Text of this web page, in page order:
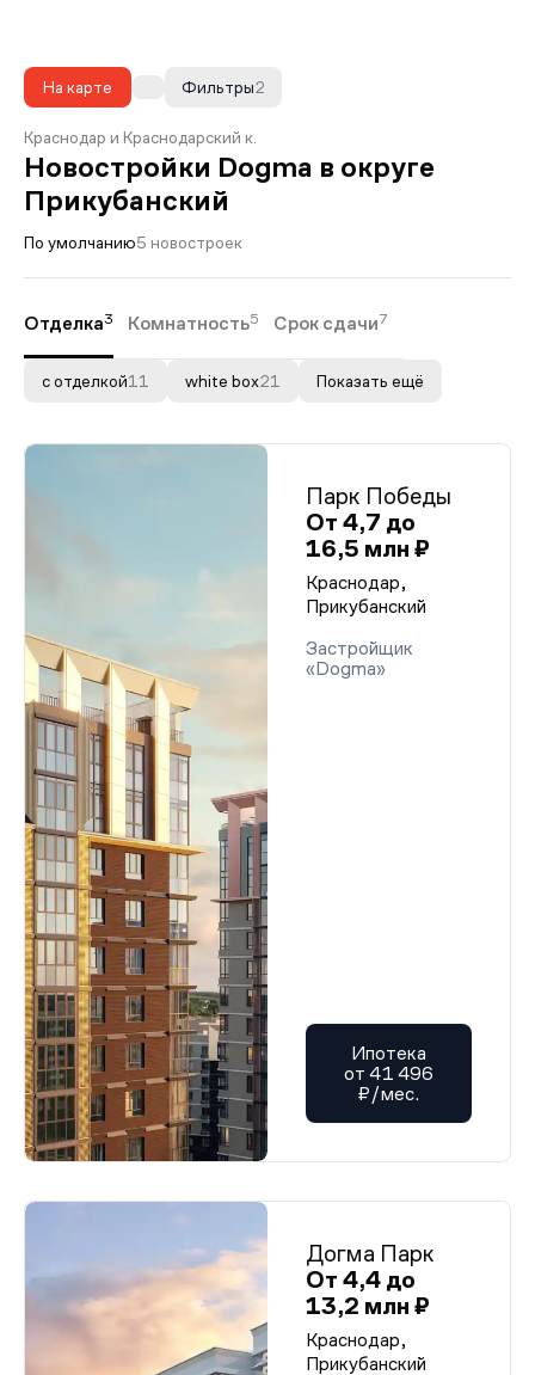
На карте 2
Фильтры
Краснодар и Краснодарский к.
Новостройки Dogma в округе
Прикубанский
По умолчанию5 новостроек
Отделка3 Комнатность5 Срок сдачи7
с отделкой11 white box21 Показать ещё
Парк Победы
От 4,7 до
16,5 млн ₽
Краснодар,
Прикубанский
Застройщик
«Dogma»
Ипотека
от 41 496
₽/мес.
Догма Парк
От 4,4 до
13,2 млн ₽
Краснодар,
Прикубанский